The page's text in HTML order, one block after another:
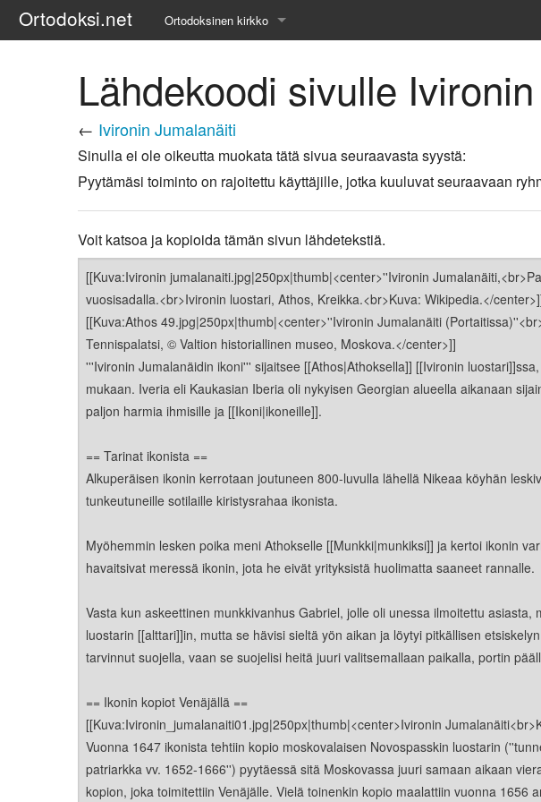
Ortodoksi.net Ortodoksinen kirkko
Liturgiset tekstit
Opetuspuheet
Kirkkohistoria
Uskonoppi
Kirkkotaide
Pyhät ihmiset
Suomen kirkko
Kirkkoon liittyminen
Lähdekoodi sivulle
← Ivironin Jumalanäiti
Sinulla ei ole oikeutta muokata tätä sivua seuraavasta syystä:
Pyytämäsi toiminto on rajoitettu käyttäjille, jotka kuuluvat seuraavaan
Voit katsoa ja kopioida tämän sivun lähdetekstiä.